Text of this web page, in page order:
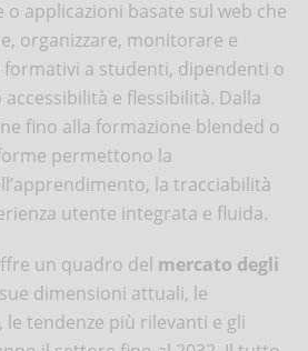
applicazioni basate sul web che
organizzare, monitorare e
a studenti, dipendenti o
e flessibilità. Dalla
fino alla formazione blended o
permettono la
la tracciabilità
utente integrata e fluida.
un quadro del mercato degli
dimensioni attuali, le
tendenze più rilevanti e gli